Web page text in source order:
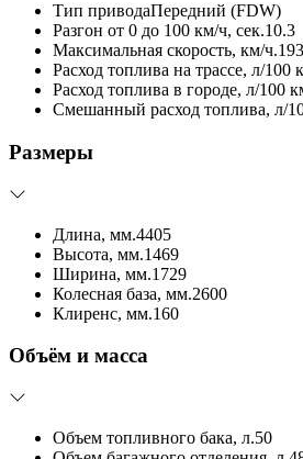
Тип приводаПередний (FDW)
Разгон от 0 до 100 км/ч, сек.10.3
Максимальная скорость, км/ч.193
Расход топлива на трассе, л/100
Расход топлива в городе, л/100
Смешанный расход топлива, л/
Размеры
Длина, мм.4405
Высота, мм.1469
Ширина, мм.1729
Колесная база, мм.2600
Клиренс, мм.160
Объём и масса
Объем топливного бака, л.50